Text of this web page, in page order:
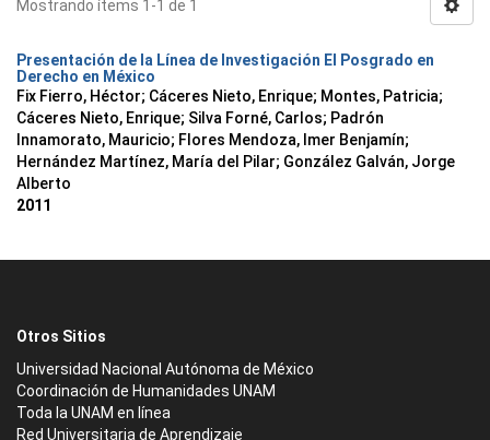
Mostrando ítems 1-1 de 1
Presentación de la Línea de Investigación El Posgrado en
Derecho en México
Fix Fierro, Héctor; Cáceres Nieto, Enrique; Montes, Patricia;
Cáceres Nieto, Enrique; Silva Forné, Carlos; Padrón
Innamorato, Mauricio; Flores Mendoza, Imer Benjamín;
Hernández Martínez, María del Pilar; González Galván, Jorge
Alberto
2011
Otros Sitios
Universidad Nacional Autónoma de México
Coordinación de Humanidades UNAM
Toda la UNAM en línea
Red Universitaria de Aprendizaje